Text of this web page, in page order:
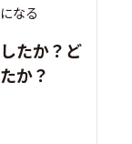
なる
たか？ど
か？